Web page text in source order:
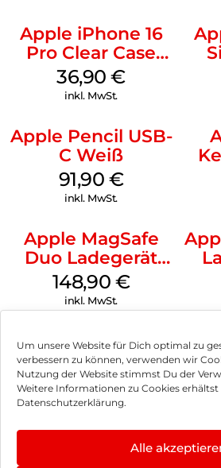
Um unsere Website für Dich optimal zu
verbessern zu können, verwenden wir
Nutzung der Website stimmst Du der
Weitere Informationen zu Cookies erhältst
Datenschutzerklärung.
Alle
Apple iPhone 16
Pro Clear Case
MagSafe
Transparent
36,90€
inkl. MwSt.
Apple Pencil USB-
C Weiß
91,90 €
inkl. MwSt.
Apple MagSafe
Duo Ladegerät
Weiß
148,90 €
inkl. MwSt.
Impressum